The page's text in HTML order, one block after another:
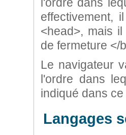
effectivement,
<head>, mais
de fermeture </
Le navigateur
l'ordre dans
indiqué dans
Langages